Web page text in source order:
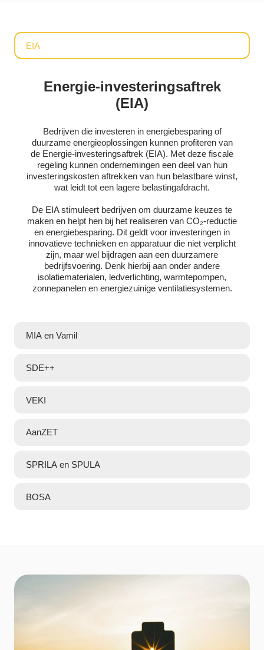
EIA
Energie-investeringsaftrek
(EIA)
Bedrijven die investeren in energiebesparing of
duurzame energieoplossingen kunnen profiteren van
de Energie-investeringsaftrek (EIA). Met deze fiscale
regeling kunnen ondernemingen een deel van hun
investeringskosten aftrekken van hun belastbare winst,
wat leidt tot een lagere belastingafdracht.
De EIA stimuleert bedrijven om duurzame keuzes te
maken en helpt hen bij het realiseren van CO₂-reductie
en energiebesparing. Dit geldt voor investeringen in
innovatieve technieken en apparatuur die niet verplicht
zijn, maar wel bijdragen aan een duurzamere
bedrijfsvoering. Denk hierbij aan onder andere
isolatiematerialen, ledverlichting, warmtepompen,
zonnepanelen en energiezuinige ventilatiesystemen.
MIA en Vamil
SDE++
VEKI
AanZET
SPRILA en SPULA
BOSA